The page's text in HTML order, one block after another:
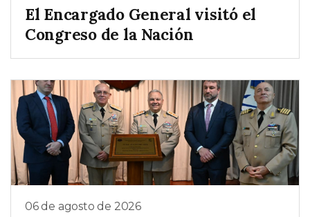
El Encargado General visitó el
Congreso de la Nación
06 de agosto de 2026